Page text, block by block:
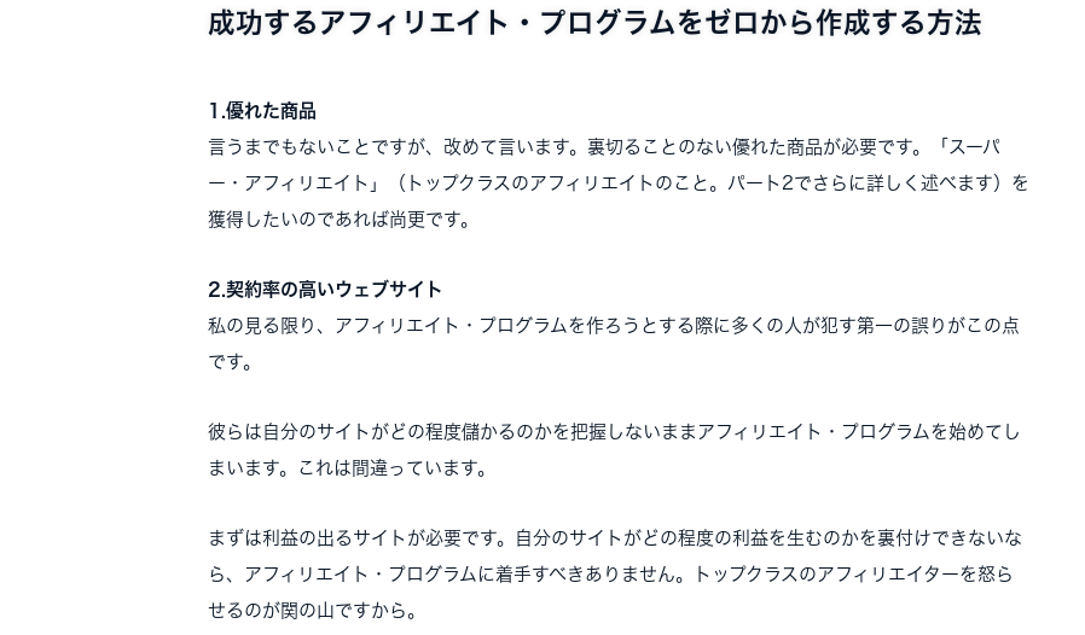
成功するアフィリエイト・プログラムをゼロから作成する方法
1.優れた商品
言うまでもないことですが、改めて言います。裏切ることのない優れた商品が必要です。「スーパ
ー・アフィリエイト」（トップクラスのアフィリエイトのこと。パート2でさらに詳しく述べます）を
獲得したいのであれば尚更です。
2.契約率の高いウェブサイト
私の見る限り、アフィリエイト・プログラムを作ろうとする際に多くの人が犯す第一の誤りがこの点
です。
彼らは自分のサイトがどの程度儲かるのかを把握しないままアフィリエイト・プログラムを始めてし
まいます。これは間違っています。
まずは利益の出るサイトが必要です。自分のサイトがどの程度の利益を生むのかを裏付けできないな
ら、アフィリエイト・プログラムに着手すべきありません。トップクラスのアフィリエイターを怒ら
せるのが関の山ですから。